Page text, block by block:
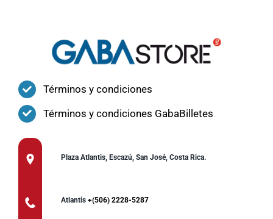
Términos y condiciones
Términos y condiciones GabaBilletes
Plaza Atlantis, Escazú, San José, Costa Rica.
Atlantis +(506) 2228-5287